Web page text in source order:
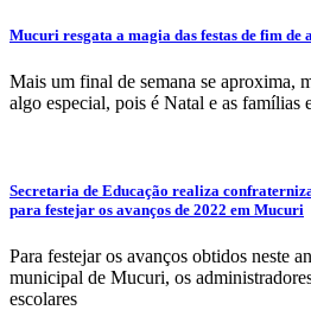
Mucuri resgata a magia das festas de fim de
Mais um final de semana se aproxima,
algo especial, pois é Natal e as famílias
Secretaria de Educação realiza
para festejar os avanços de 2022 em Mucuri
Para festejar os avanços obtidos neste
municipal de Mucuri, os
escolares